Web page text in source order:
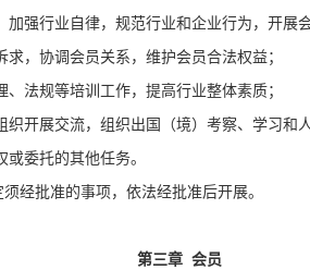
加强行业自律，规范行业和企业行为，开展
求，协调会员关系，维护会员合法权益；
、法规等培训工作，提高行业整体素质；
织开展交流，组织出国（境）考察、学习和
委托的其他任务。
经批准的事项，依法经批准后开展。
第三章 会员